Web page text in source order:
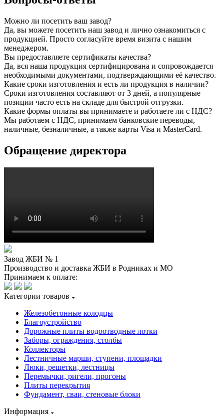
Можно ли посетить ваш завод?
Да, вы можете посетить наш завод и лично ознакомиться с
продукцией. Просто согласуйте время визита с нашим
менеджером.
Вы предоставляете сертификаты качества?
Да, вся наша продукция сертифицирована и сопровождается
необходимыми документами, подтверждающими её качество.
Какие сроки изготовления и есть ли продукция в наличии?
Сроки изготовления составляют от 3 дней, а популярные
позиции часто есть на складе для быстрой отгрузки.
Какие формы оплаты вы принимаете и работаете ли с НДС?
Мы работаем с НДС, принимаем банковские переводы,
наличные, безналичные, а также карты Visa и MasterCard.
Обращение директора
Завод ЖБИ № 1
Производство и доставка ЖБИ в Родниках и МО
Принимаем к оплате:
Категории товаров
Железобетонные колодцы
Благоустройство
Дорожные плиты водоотводные лотки
Заборы, ограждения, столбы
Коллекторы
Лестничные марши, ступени, площадки
Люки, решетки, лестницы
Перемычки, ригели, прогоны
Плиты перекрытия
Фундамент, сваи, стеновые блоки
Информация